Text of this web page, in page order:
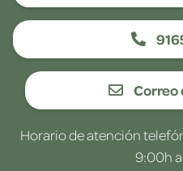
Correo
Horario de atención
9:00h